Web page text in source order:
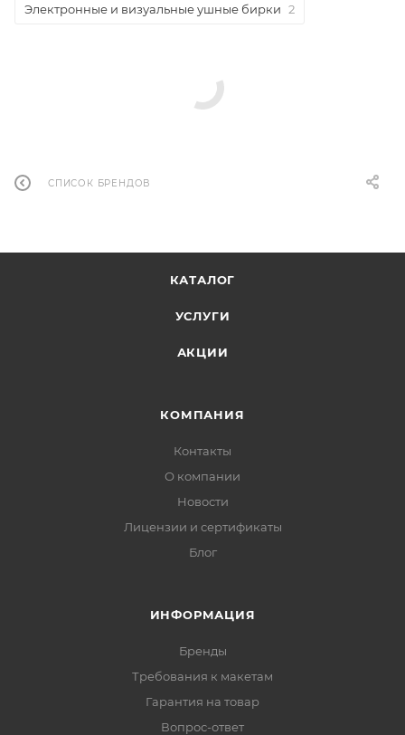
Электронные и визуальные ушные бирки 2
СПИСОК БРЕНДОВ
КАТАЛОГ
УСЛУГИ
АКЦИИ
КОМПАНИЯ
Контакты
О компании
Новости
Лицензии и сертификаты
Блог
ИНФОРМАЦИЯ
Бренды
Требования к макетам
Гарантия на товар
Вопрос-ответ